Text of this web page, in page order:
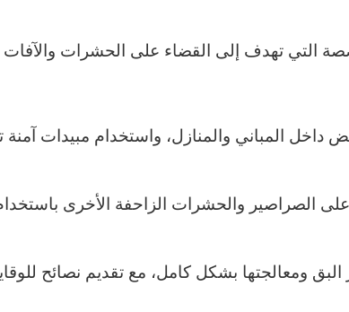
التي تهدف إلى القضاء على الحشرات
داخل المباني والمنازل، واستخدام مبيدات
الصراصير والحشرات الزاحفة الأخرى
ومعالجتها بشكل كامل، مع تقديم نصائح